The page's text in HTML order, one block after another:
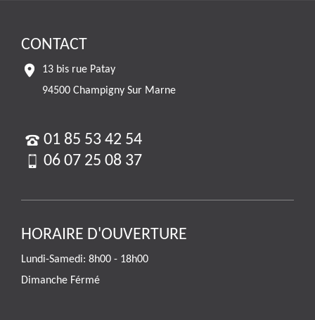
CONTACT
13 bis rue Patay
94500 Champigny Sur Marne
01 85 53 42 54
06 07 25 08 37
HORAIRE D'OUVERTURE
Lundi-Samedi: 8h00 - 18h00
Dimanche Férmé